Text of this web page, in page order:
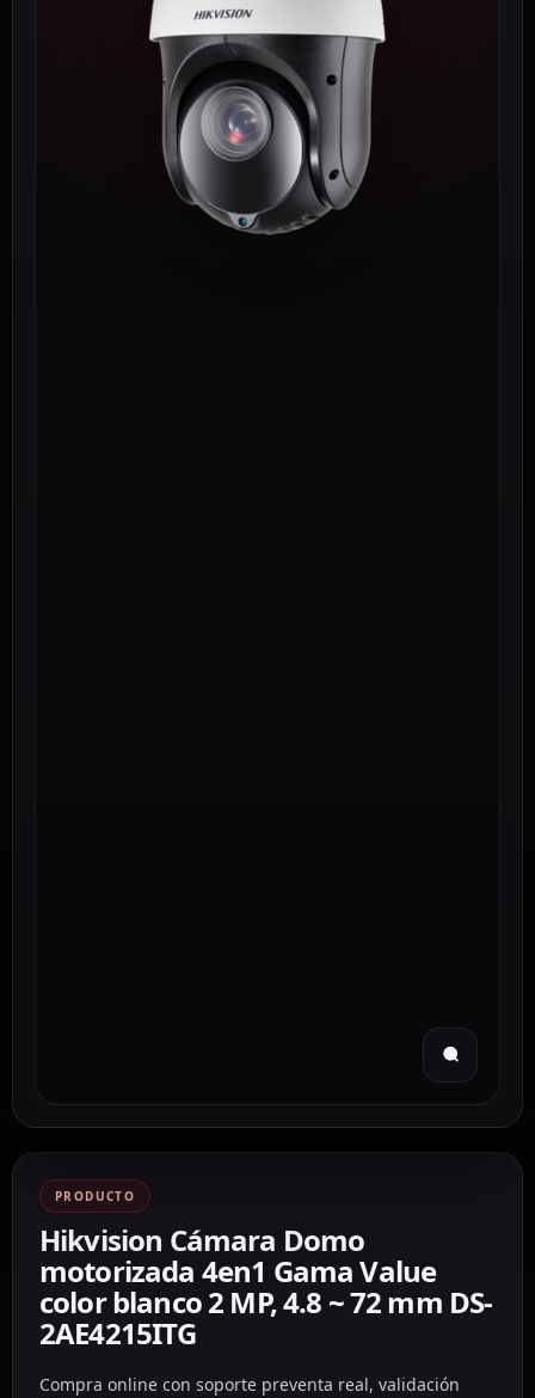
PRODUCTO
Hikvision Cámara Domo
motorizada 4en1 Gama Value
color blanco 2 MP, 4.8 ~ 72 mm DS-
2AE4215ITG
Compra online con soporte preventa real, validación